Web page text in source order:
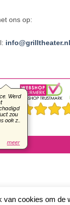
ons op:
info@grilltheater.nl
van cookies om de